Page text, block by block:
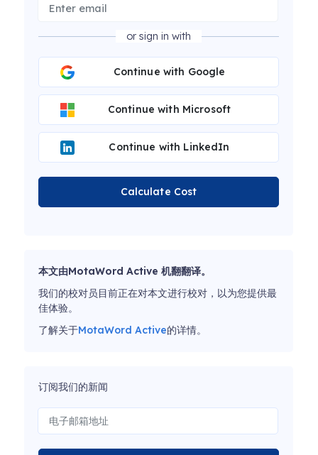
or sign in with
Continue with Google
Continue with Microsoft
Continue with LinkedIn
Calculate Cost
本文由MotaWord Active 机翻翻译。
我们的校对员目前正在对本文进行校对，以为您提供最
佳体验。
了解关于MotaWord Active的详情。
订阅我们的新闻